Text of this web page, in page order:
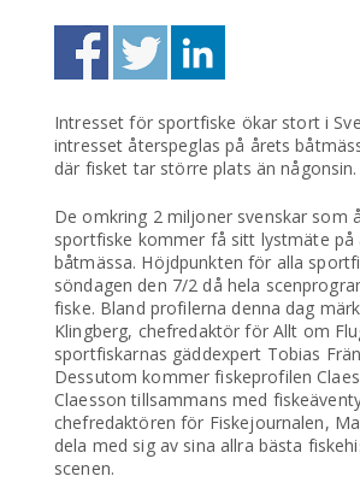
Intresset för sportfiske ökar stort i
intresset återspeglas på årets
där fisket tar större plats än någonsin.
De omkring 2 miljoner svenskar som
sportfiske kommer få sitt lystmäte på
båtmässa. Höjdpunkten för alla
söndagen den 7/2 då hela
fiske. Bland profilerna denna dag
Klingberg, chefredaktör för Allt om
sportfiskarnas gäddexpert Tobias
Dessutom kommer fiskeprofilen Claes
Claesson tillsammans med
chefredaktören för Fiskejournalen,
dela med sig av sina allra bästa
scenen.